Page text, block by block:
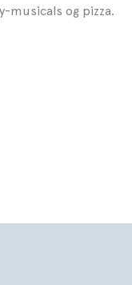
musicals og pizza.